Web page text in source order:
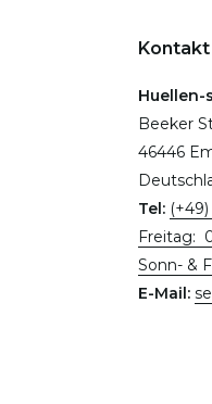
Kontakt
Huellen-
Beeker
46446
Tel:
Freitag:
Sonn- &
E-Mail: